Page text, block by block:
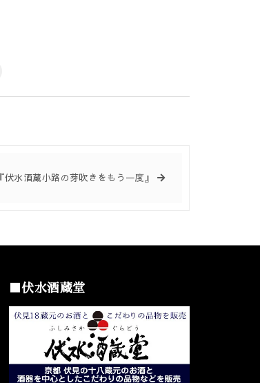
水酒蔵小路の芽吹きをもう一度』
■伏水酒蔵堂